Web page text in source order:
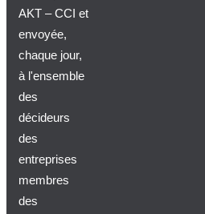
AKT – CCI et
envoyée,
chaque jour,
à l'ensemble
des
décideurs
des
entreprises
membres
des